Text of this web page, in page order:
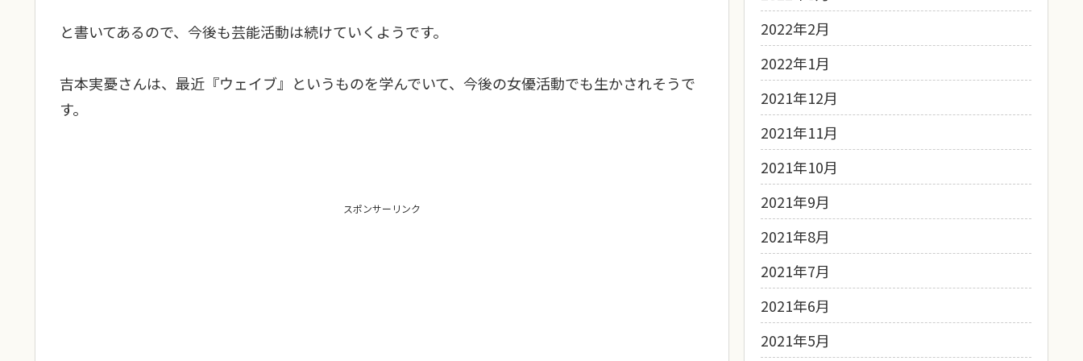
と書いてあるので、今後も芸能活動は続けていくようです。
吉本実憂さんは、最近『ウェイブ』というものを学んでいて、今後の女優活動でも生かされそうで
す。
スポンサーリンク
2022年2月
2022年1月
2021年12月
2021年11月
2021年10月
2021年9月
2021年8月
2021年7月
2021年6月
2021年5月